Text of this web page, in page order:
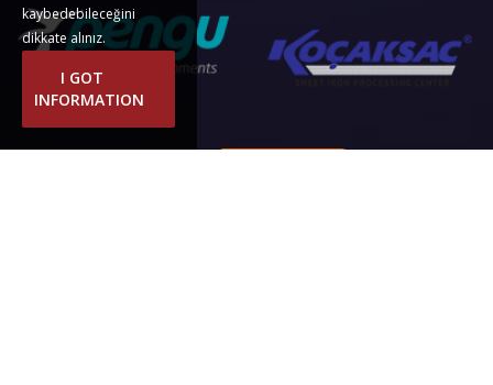
kaybedebileceğini
dikkate alınız.
I GOT
INFORMATION